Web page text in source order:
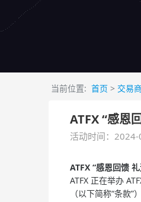
当前位置: 首页 > 交易
ATFX “感恩
活动时间：
ATFX “感恩回馈
ATFX 正在举办
（以下简称“条款”